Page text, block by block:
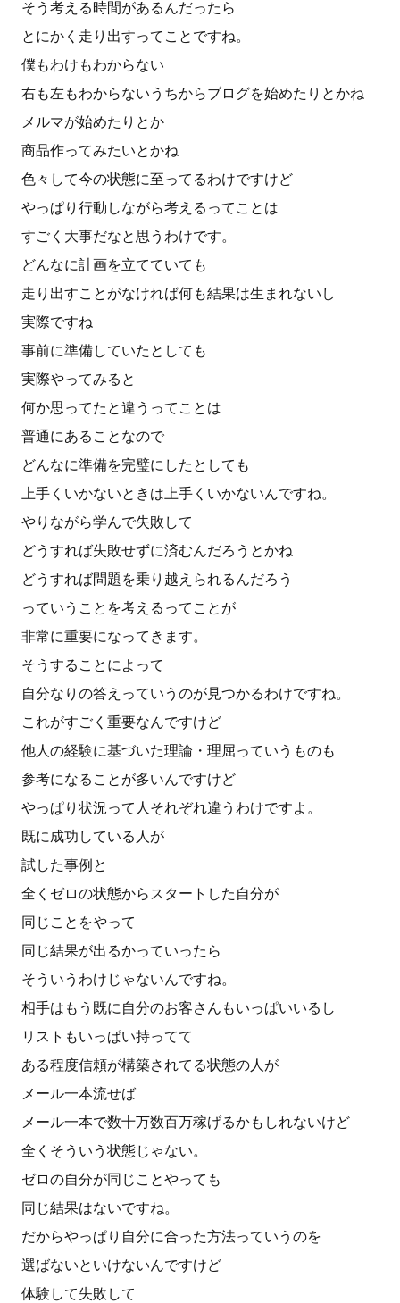
そう考える時間があるんだったら
とにかく走り出すってことですね。
僕もわけもわからない
右も左もわからないうちからブログを始めたりとかね
メルマが始めたりとか
商品作ってみたいとかね
色々して今の状態に至ってるわけですけど
やっぱり行動しながら考えるってことは
すごく大事だなと思うわけです。
どんなに計画を立てていても
走り出すことがなければ何も結果は生まれないし
実際ですね
事前に準備していたとしても
実際やってみると
何か思ってたと違うってことは
普通にあることなので
どんなに準備を完璧にしたとしても
上手くいかないときは上手くいかないんですね。
やりながら学んで失敗して
どうすれば失敗せずに済むんだろうとかね
どうすれば問題を乗り越えられるんだろう
っていうことを考えるってことが
非常に重要になってきます。
そうすることによって
自分なりの答えっていうのが見つかるわけですね。
これがすごく重要なんですけど
他人の経験に基づいた理論・理屈っていうものも
参考になることが多いんですけど
やっぱり状況って人それぞれ違うわけですよ。
既に成功している人が
試した事例と
全くゼロの状態からスタートした自分が
同じことをやって
同じ結果が出るかっていったら
そういうわけじゃないんですね。
相手はもう既に自分のお客さんもいっぱいいるし
リストもいっぱい持ってて
ある程度信頼が構築されてる状態の人が
メール一本流せば
メール一本で数十万数百万稼げるかもしれないけど
全くそういう状態じゃない。
ゼロの自分が同じことやっても
同じ結果はないですね。
だからやっぱり自分に合った方法っていうのを
選ばないといけないんですけど
体験して失敗して